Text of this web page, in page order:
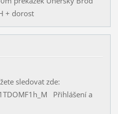
+ dorost
sledovat zde:
Přihlášení a